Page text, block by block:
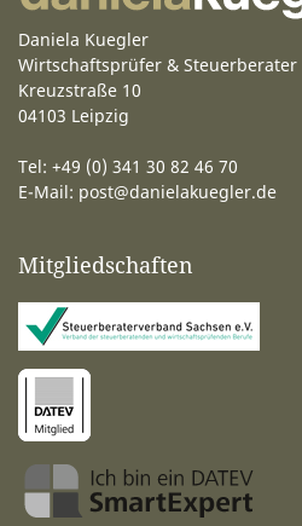
Daniela Kuegler
Wirtschaftsprüfer & Steuerberater
Kreuzstraße 10
04103 Leipzig
Tel: +49 (0) 341 30 82 46 70
E-Mail: post@danielakuegler.de
Mitgliedschaften